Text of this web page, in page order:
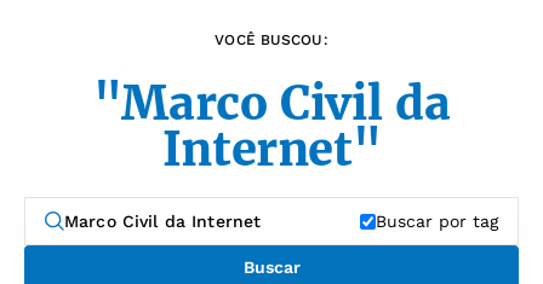
VOCÊ BUSCOU:
"Marco Civil da
Internet"
Buscar por tag
Buscar